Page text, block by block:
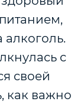
алкоголь.
с
своей
как важно